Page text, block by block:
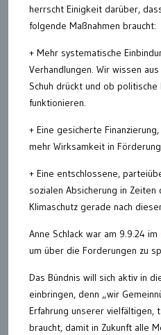
herrscht Einigkeit darüber,
folgende Maßnahmen braucht:
+ Mehr systematische
Verhandlungen. Wir wissen
Schuh drückt und ob politische
funktionieren.
+ Eine gesicherte
mehr Wirksamkeit in
+ Eine entschlossene,
sozialen Absicherung in Zeiten
Klimaschutz gerade nach
Anne Schlack war am 9.9.24 im
um über die Forderungen zu
Das Bündnis will sich aktiv in
einbringen, denn „wir
Erfahrung unserer vielfältigen,
braucht, damit in Zukunft alle